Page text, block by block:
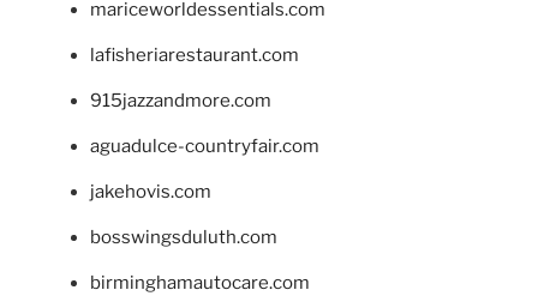
mariceworldessentials.com
lafisheriarestaurant.com
915jazzandmore.com
aguadulce-countryfair.com
jakehovis.com
bosswingsduluth.com
birminghamautocare.com